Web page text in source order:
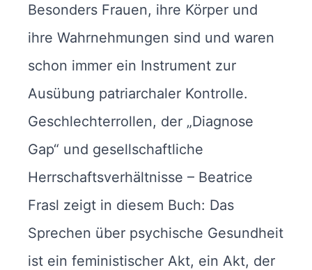
Besonders Frauen, ihre Körper und
ihre Wahrnehmungen sind und waren
schon immer ein Instrument zur
Ausübung patriarchaler Kontrolle.
Geschlechterrollen, der „Diagnose
Gap“ und gesellschaftliche
Herrschaftsverhältnisse – Beatrice
Frasl zeigt in diesem Buch: Das
Sprechen über psychische Gesundheit
ist ein feministischer Akt, ein Akt, der